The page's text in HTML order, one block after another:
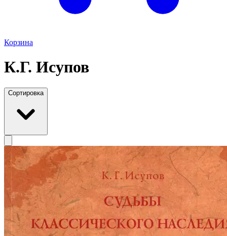
Корзина
К.Г. Исупов
Сортировка